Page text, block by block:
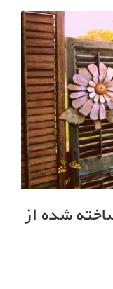
شده از